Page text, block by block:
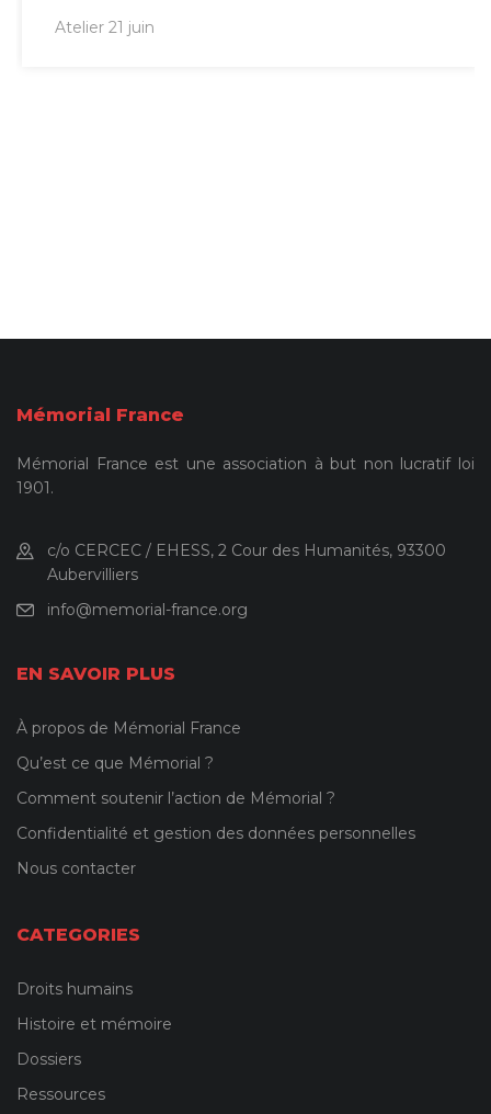
Atelier 21 juin
Mémorial France
Mémorial France est une association à but non lucratif loi
1901.
c/o CERCEC / EHESS, 2 Cour des Humanités, 93300
Aubervilliers
info@memorial-france.org
EN SAVOIR PLUS
À propos de Mémorial France
Qu’est ce que Mémorial ?
Comment soutenir l’action de Mémorial ?
Confidentialité et gestion des données personnelles
Nous contacter
CATEGORIES
Droits humains
Histoire et mémoire
Dossiers
Ressources